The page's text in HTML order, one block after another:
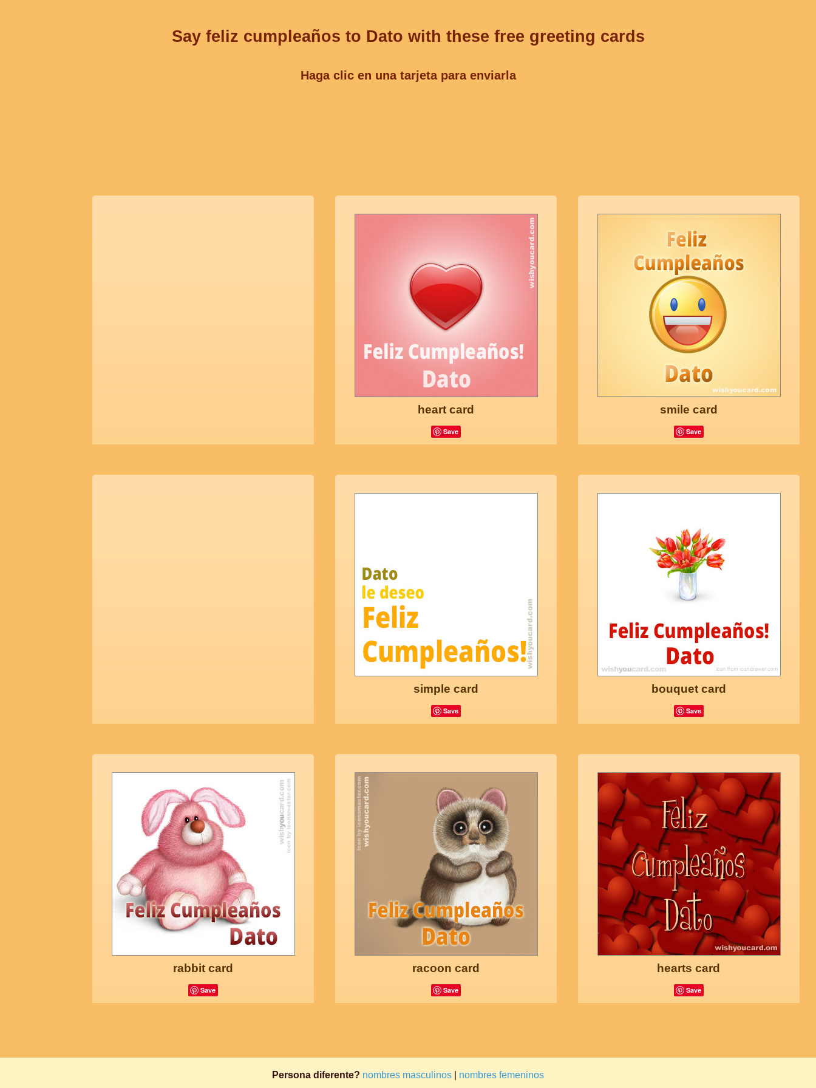
Say feliz cumpleaños to Dato with these free greeting cards
Haga clic en una tarjeta para enviarla
heart card
Save
smile card
Save
simple card
Save
bouquet card
Save
rabbit card
Save
racoon card
Save
hearts card
Save
Persona diferente? nombres masculinos nombres femeninos